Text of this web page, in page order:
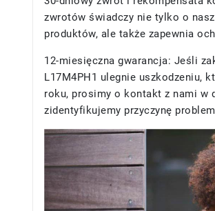
zwrotów świadczy nie tylko o
produktów, ale także zapewnia
12-miesięczna gwarancja: Jeśli
L17M4PH1 ulegnie uszkodzeniu,
roku, prosimy o kontakt z nami w
zidentyfikujemy przyczynę